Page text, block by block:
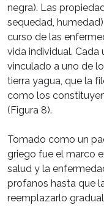
negra). Las
sequedad,
curso de las
vida individual.
vinculado a uno de
tierra yagua, que la
como los
(Figura 8).
Tomado como un
griego fue el marco
salud y la
profanos hasta que
reemplazarlo